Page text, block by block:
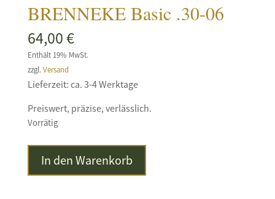
BRENNEKE Basic .30-06
64,00€
Enthält 19% MwSt.
zzgl.Versand
Lieferzeit: ca. 3-4 Werktage
Preiswert, präzise, verlässlich.
Vorrätig
BasicIn den Warenkorb